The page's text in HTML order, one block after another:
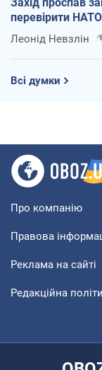
перевірити
Леонід Невзлін
Всі думки
Про компанію
Правова
Реклама на сайті
Редакційна